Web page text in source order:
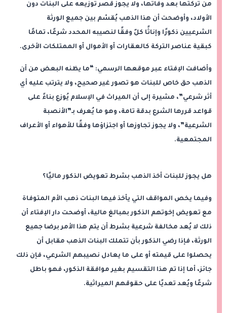
من تركتها بعد وفاتها، ولا يجوز قصر توزيعه على البنات دون
الأولاد، وأوضحت أن هذا الذهب يُقسّم بين جميع الورثة
الشرعيين ذكورًا وإناثًا كلٌ وفقًا لنصيبه المحدد شرعًا، تمامًا
كبقية عناصر التركة كالعقارات أو الأموال أو الممتلكات الأخرى.
وأضافت الإفتاء عبر موقعها الرسمي: “ما يظنه البعض من أن
الذهب حق خاص للبنات هو تصور غير صحيح، ولا يترتب عليه أي
أثر شرعي”، مشيرة إلى أن الميراث في الإسلام يُوزع بناءً على
قواعد قررها الشرع بدقة تامة، وهو ما يُعرف بـ”الأنصبة
الشرعية”، ولا يجوز تجاوزها أو اجتزاؤها وفقًا للأهواء أو الأعراف
المجتمعية.
هل يجوز للبنات أخذ الذهب بشرط تعويض الذكور ماليًا؟
وفيما يخص المواقف التي يأخذ فيها البنات ذهب الأم المتوفاة
مع تعويض إخوتهم الذكور بمبالغ مالية، أوضحت دار الإفتاء أن
ذلك لا يُعد مخالفة شرعية بشرط أن يتم هذا الأمر برضا جميع
الورثة، فإذا رضي الذكور بأن تتملك البنات الذهب مقابل أن
يحصلوا على قيمته أو على ما يعادل نصيبهم الشرعي، فإن ذلك
جائز، أما إذا تم هذا التقسيم بغير موافقة الذكور، فهو باطل
شرعًا ويُعد تعديًا على حقوقهم الميراثية.